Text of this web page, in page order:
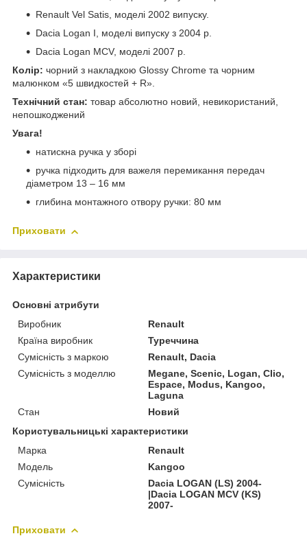
Renault Vel Satis, моделі 2002 випуску.
Dacia Logan I, моделі випуску з 2004 р.
Dacia Logan MCV, моделі 2007 р.
Колір: чорний з накладкою Glossy Chrome та чорним
малюнком «5 швидкостей + R».
Технічний стан: товар абсолютно новий, невикористаний,
непошкоджений
Увага!
натискна ручка у зборі
ручка підходить для важеля перемикання передач
діаметром 13 – 16 мм
глибина монтажного отвору ручки: 80 мм
Приховати
Характеристики
Основні атрибути
Виробник
Renault
Країна виробник
Туреччина
Сумісність з маркою
Renault, Dacia
Сумісність з моделлю
Megane, Scenic, Logan, Clio,
Espace, Modus, Kangoo,
Laguna
Стан
Новий
Користувальницькі характеристики
Марка
Renault
Мoдель
Kangoo
Сумісність
Dacia LOGAN (LS) 2004-
|Dacia LOGAN MCV (KS)
2007-
Приховати